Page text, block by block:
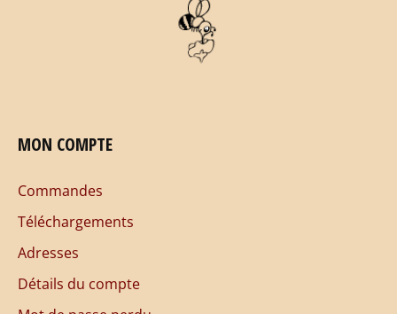
MON COMPTE
Commandes
Téléchargements
Adresses
Détails du compte